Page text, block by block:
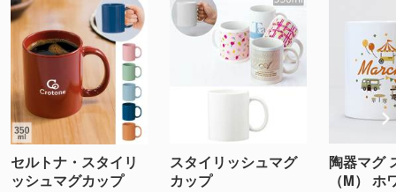
セルトナ・スタイリ
ッシュマグカップ
スタイリッシュマグ
カップ
陶器マグ
（M） ホ